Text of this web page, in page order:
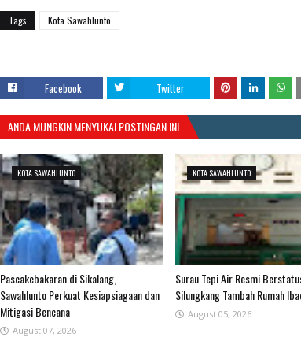
Tags Kota Sawahlunto
Facebook Twitter
ANDA MUNGKIN MENYUKAI POSTINGAN INI
KOTA SAWAHLUNTO
Pascakebakaran di Sikalang,
Sawahlunto Perkuat Kesiapsiagaan dan
Mitigasi Bencana
August 07, 2026
KOTA SAWAHLUNTO
Surau Tepi Air Resmi
Silungkang Tambah Rumah
August 05, 2026